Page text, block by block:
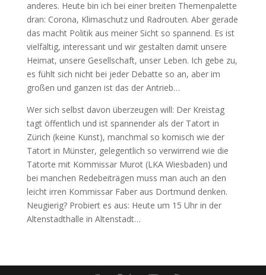
anderes. Heute bin ich bei einer breiten Themenpalette
dran: Corona, Klimaschutz und Radrouten. Aber gerade
das macht Politik aus meiner Sicht so spannend. Es ist
vielfältig, interessant und wir gestalten damit unsere
Heimat, unsere Gesellschaft, unser Leben. Ich gebe zu,
es fühlt sich nicht bei jeder Debatte so an, aber im
großen und ganzen ist das der Antrieb…
Wer sich selbst davon überzeugen will: Der Kreistag
tagt öffentlich und ist spannender als der Tatort in
Zürich (keine Kunst), manchmal so komisch wie der
Tatort in Münster, gelegentlich so verwirrend wie die
Tatorte mit Kommissar Murot (LKA Wiesbaden) und
bei manchen Redebeiträgen muss man auch an den
leicht irren Kommissar Faber aus Dortmund denken.
Neugierig? Probiert es aus: Heute um 15 Uhr in der
Altenstadthalle in Altenstadt…